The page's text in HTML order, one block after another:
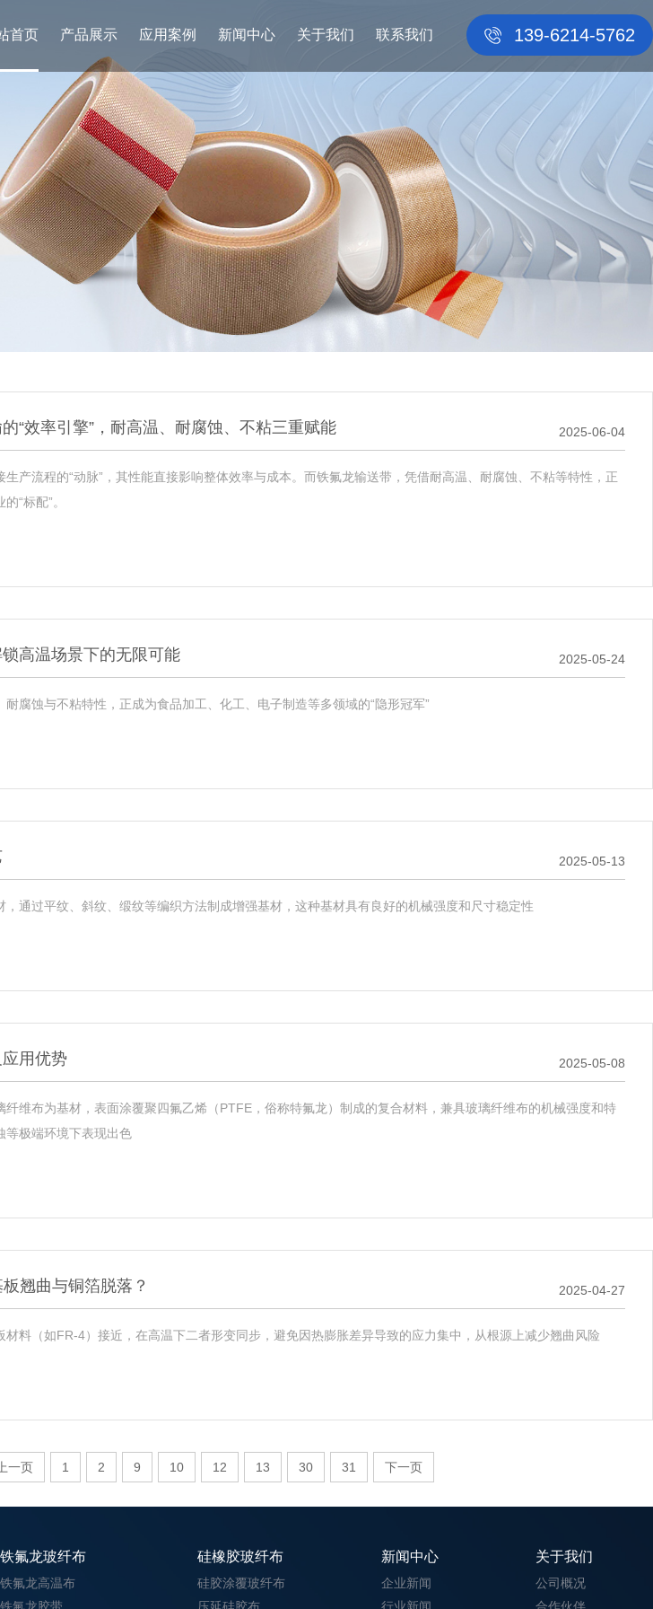
139-6214-5762
首页 产品展示 应用案例 新闻中心 关于我们 联系我们
“效率引擎”，耐高温、耐腐蚀、不粘三重赋能 2025-06-04
产流程的“动脉”，其性能直接影响整体效率与成本。而铁氟龙输送带，凭借耐高温、耐腐蚀、不粘等特性，正
“标配”。
高温场景下的无限可能 2025-05-24
腐蚀与不粘特性，正成为食品加工、化工、电子制造等多领域的“隐形冠军”
2025-05-13
通过平纹、斜纹、缎纹等编织方法制成增强基材，这种基材具有良好的机械强度和尺寸稳定性
用优势 2025-05-08
维布为基材，表面涂覆聚四氟乙烯（PTFE，俗称特氟龙）制成的复合材料，兼具玻璃纤维布的机械强度和特
等极端环境下表现出色
翘曲与铜箔脱落？ 2025-04-27
料（如FR-4）接近，在高温下二者形变同步，避免因热膨胀差异导致的应力集中，从根源上减少翘曲风险
上一页 1 2 9 10 12 13 30 31 下一页
关于我们
公司概况
新闻中心
企业新闻
硅橡胶玻纤布
硅胶涂覆玻纤布
铁氟龙玻纤布
铁氟龙高温布